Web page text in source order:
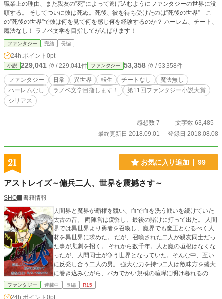
職業上の理由、また親友の”死”によって逃げ込むようにファンタジーの世界に没
頭する。 そしてついに彼は死ぬ。死後、彼を待ち受けたのは”死後の世界” こ
の”死後の世界”で彼は何を見て何を感じ何を経験するのか？ ハーレム、チート、
魔法なし！ ラノベ文学を目指してがんばります！
ファンタジー 完結 長編
24h.ポイント 0pt
小説 229,041 位 / 229,041件 ファンタジー 53,358 位 / 53,358件
ファンタジー 日常 異世界 転生 チートなし
魔法無し
ハーレムなし
ラノベ文学目指します！
第11回ファンタジー小説大賞
シリアス
感想数 7
文字数 63,485
最終更新日 2018.09.01
登録日 2018.08.08
21 お気に入り追加 99
アストレイズ～傭兵二人、世界を震撼さす～
SHO
書籍情報
人間界と魔界が覇権を競い、血で血を洗う戦いを続けていた
太古の昔。 両陣営は疲弊し、最後の賭けに打って出た。 人間
界では異世界より勇者を召喚し、魔界でも魔王となるべく人
材を異世界に求めた。 だが、召喚された二人が親友同士だっ
た事が悲劇を招く。 それから数千年。人と魔の垣根はなくな
ったが、人間同士が争う世界となっていた。そんな中、互い
に反発し合う二人の男。 強大な力を持つ二人は敵味方を盛大
に巻き込みながら、バカでかい規模の喧嘩に明け暮れるのだ
った。 ＊この作品はノベルアッププラス様にも掲載しており
ファンタジー 連載中 長編 R15
24h.ポイント 0pt